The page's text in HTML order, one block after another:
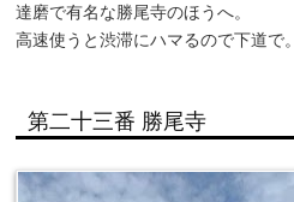
達磨で有名な勝尾寺のほうへ。
高速使うと渋滞にハマるので下道で。
第二十三番 勝尾寺